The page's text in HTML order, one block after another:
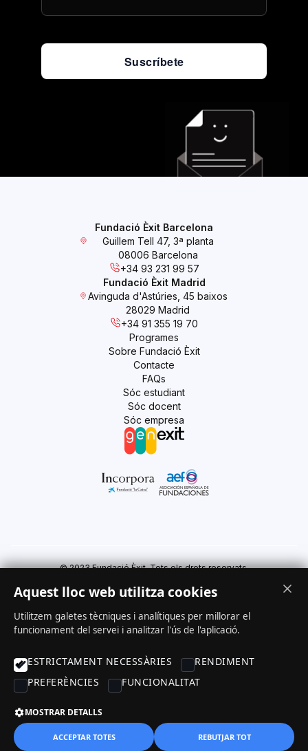
Suscríbete
Fundació Èxit Barcelona
Guillem Tell 47, 3ª planta
08006 Barcelona
+34 93 231 99 57
Fundació Èxit Madrid
Avinguda d'Astúries, 45 baixos
28029 Madrid
+34 91 355 19 70
Programes
Sobre Fundació Èxit
Contacte
FAQs
Sóc estudiant
Sóc docent
Sóc empresa
© 2023 Fundació Èxit. Tots els drets reservats.
Avís legal Política de cookies Política de privacitat
Aquest lloc web utilitza cookies
Utilitzem galetes tècniques i analítiques per millorar el
funcionament del servei i analitzar l'ús de l'aplicació.
ESTRICTAMENT NECESSÀRIES
RENDIMENT
PREFERÈNCIES
FUNCIONALITAT
MOSTRAR DETALLS
ACCEPTAR TOTES REBUTJAR TOT